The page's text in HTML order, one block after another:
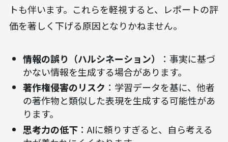
トも伴います。これらを軽視すると、レポートの評
価を著しく下げる原因となりかねません。
情報の誤り（ハルシネーション）
：事実に基づ
かない情報を生成する場合があります。
著作権侵害のリスク ：学習データを基に、他者
の著作物と類似した表現を生成する可能性があ
ります。
思考力の低下：AIに頼りすぎると、自ら考える